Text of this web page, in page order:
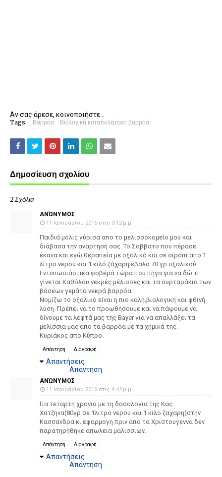
Αν σας άρεσε, κοινοποιήστε...
Tags: Βαρρόα Βιολογική καταπολέμηση βαρρόα
Δημοσίευση σχολίου
2 Σχόλια
ΑΝΏΝΥΜΟΣ
11 Ιανουαρίου 2016 στις 3:12 μ.μ.
Παιδιά μόλις γύρισα απο το μελισσοκομείο μου και
διάβασα την αναρτησή σας. Το Σαββατο που πέρασε
έκανα και εγώ θεραπεία με οξαλικό και σε σιρόπι απο 1
λίτρο νερού και 1 κιλό ζάχαρη έβαλα 70 γρ οξαλικού.
Εντυπωσιάστικα φοβέρά τώρα που πήγα για να δώ τι
γίνεται.Καθόλου νεκρές μέλισσες και τα συρταράκια των
βάσεων γεμάτα νεκρά βαρρόα.
Νομίζω το οξαλικό είναι η πιο καλή,βιολογική και φθινή
λύση. Πρέπει να το προωθήσουμε και να πάψουμε να
δίνουμε τα λεφτά μας της Bayer για να απαλλάξει τα
μελίσσια μας απο τα βαρρόα με τα χημικά της.
Κυριάκος απο Κύπρο.
Απάντηση Διαγραφή
Απαντήσεις
Απάντηση
ΑΝΏΝΥΜΟΣ
11 Ιανουαρίου 2016 στις 4:42 μ.μ.
Για τεταρτη χρονια με τη δοσολογια της Κας
Χατζηνα(80γρ σε 1λιτρο νερου και 1 κιλο ζαχαρη)στην
Κασσανδρα κι εφαρμογη πριν απο τα Χριστουγεννα δεν
παρατηρηθηκε απωλεια μαλισσιων.
Απάντηση Διαγραφή
Απαντήσεις
Απάντηση